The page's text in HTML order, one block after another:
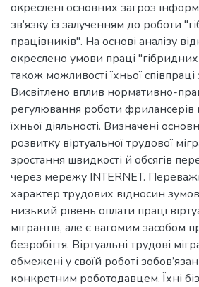
окреслені основних загроз
зв’язку із залученням до роботи
працівників". На основі аналізу
окреслено умови праці
також можливості їхньої
Висвітлено вплив нормативно-
регулювання роботи фрилансерів
їхньої діяльності. Визначені
розвитку віртуальної трудової
зростання швидкості й обсягів
через мережу INTERNET.
характер трудових відносин
низький рівень оплати праці
мігрантів, але є вагомим засобом
безробіття. Віртуальні трудові
обмежені у своїй роботі
конкретним роботодавцем. Їхні